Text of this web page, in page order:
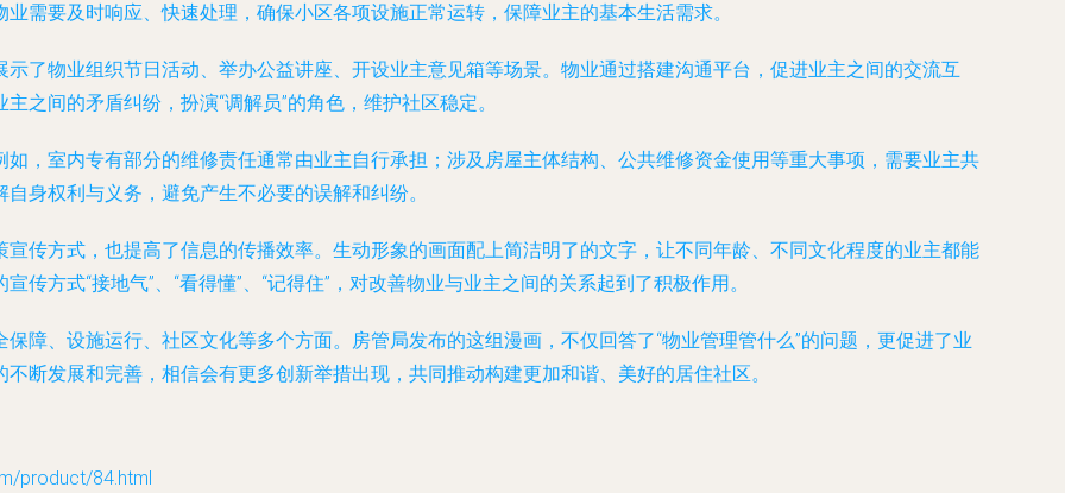
需要及时响应、快速处理，确保小区各项设施正常运转，保障业主的基本生活需求。
了物业组织节日活动、举办公益讲座、开设业主意见箱等场景。物业通过搭建沟通平台，促进业主之间的交流互
之间的矛盾纠纷，扮演“调解员”的角色，维护社区稳定。
，室内专有部分的维修责任通常由业主自行承担；涉及房屋主体结构、公共维修资金使用等重大事项，需要业主共
身权利与义务，避免产生不必要的误解和纠纷。
传方式，也提高了信息的传播效率。生动形象的画面配上简洁明了的文字，让不同年龄、不同文化程度的业主都能
方式“接地气”、“看得懂”、“记得住”，对改善物业与业主之间的关系起到了积极作用。
障、设施运行、社区文化等多个方面。房管局发布的这组漫画，不仅回答了“物业管理管什么”的问题，更促进了业
断发展和完善，相信会有更多创新举措出现，共同推动构建更加和谐、美好的居住社区。
product/84.html